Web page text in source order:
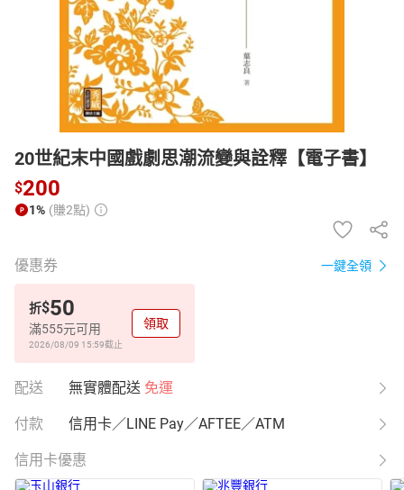
HOT
20世紀末中國戲劇思潮流變與詮釋【電子書】
$200
1% (賺2點)
優惠券 一鍵全領
折$50
滿555元可用
2026/08/09 15:59截止
領取
配送 無實體配送 免運
付款 信用卡／LINE Pay／AFTEE／ATM
信用卡優惠